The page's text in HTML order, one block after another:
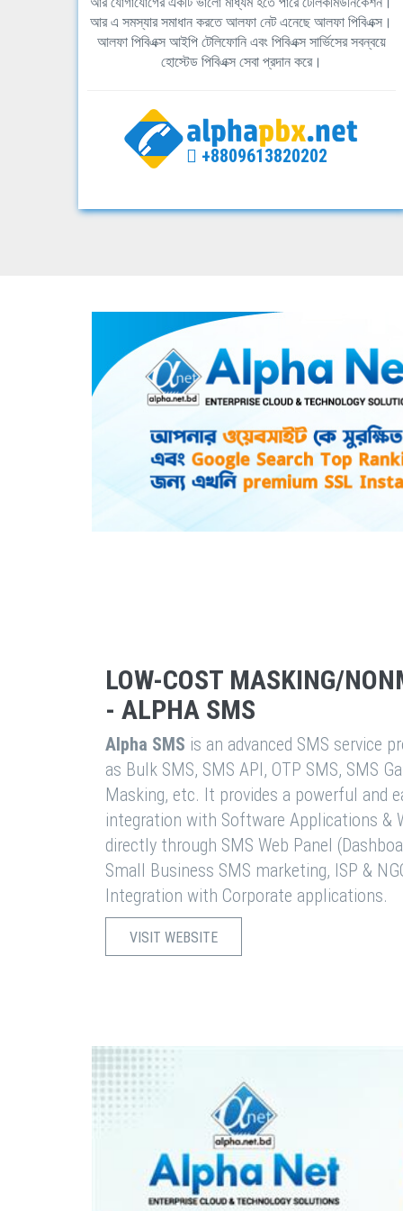
আর এ সমস্যার সমাধান করতে আলফা নেট এনেছে আলফা পিবিএক্স।
আলফা পিবিএক্স আইপি টেলিফোনি এবং পিবিএক্স সার্ভিসের সবন্বয়ে
হোস্টেড পিবিএক্স সেবা প্রদান করে।
+8809613820202
LOW-COST MASKING/
- ALPHA SMS
Alpha SMS is an advanced SMS service
as Bulk SMS, SMS API, OTP SMS, SMS
Masking, etc. It provides a powerful and
integration with Software Applications &
directly through SMS Web Panel
Small Business SMS marketing, ISP &
Integration with Corporate applications.
VISIT WEBSITE